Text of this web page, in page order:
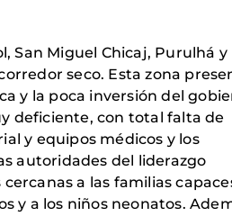
San Miguel Chicaj, Purulhá y
seco. Esta zona
y la poca inversión del
deficiente, con total falta de
y equipos médicos y los
autoridades del liderazgo
a las familias
y a los niños neonatos.